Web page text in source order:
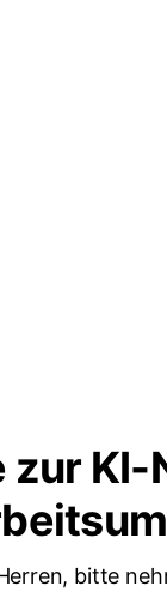
zur KI-
bitte